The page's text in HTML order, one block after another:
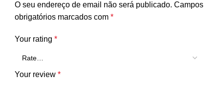
O seu endereço de email não será publicado. Campos
obrigatórios marcados com *
Your rating *
Your review *